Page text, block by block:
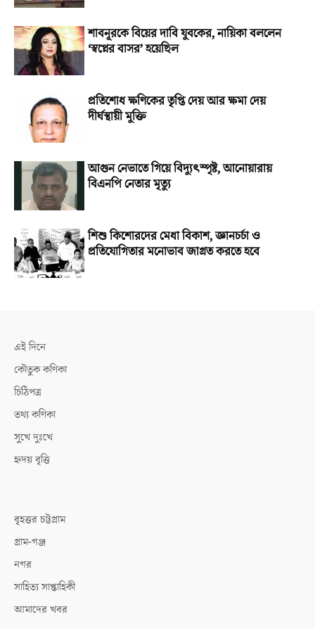
শাবনূরকে বিয়ের দাবি যুবকের, নায়িকা বললেন
‘স্বপ্নের বাসর’ হয়েছিল
প্রতিশোধ ক্ষণিকের তৃপ্তি দেয় আর ক্ষমা দেয়
দীর্ঘস্থায়ী মুক্তি
আগুন নেভাতে গিয়ে বিদ্যুৎস্পৃষ্ট, আনোয়ারায়
বিএনপি নেতার মৃত্যু
শিশু কিশোরদের মেধা বিকাশ, জ্ঞানচর্চা ও
প্রতিযোগিতার মনোভাব জাগ্রত করতে হবে
এই দিনে
কৌতুক কণিকা
চিঠিপত্র
তথ্য কণিকা
সুখে দুঃখে
হৃদয় বৃত্তি
বৃহত্তর চট্টগ্রাম
গ্রাম-গঞ্জ
নগর
সাহিত্য সাপ্তাহিকী
আমাদের খবর